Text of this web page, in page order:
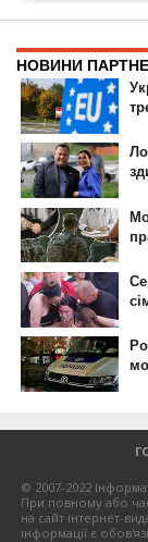
© 2007-2022
При повному або
на сайт інтернет-
інформації є